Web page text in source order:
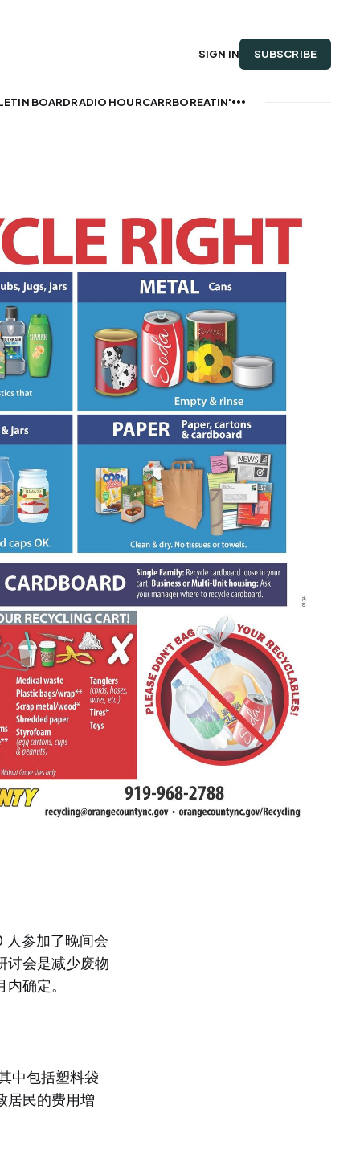
BOARDRADIO HOURCARRBOREATIN'
SIGN IN SUBSCRIBE
人参加了晚间会
讨会是减少废物
确定。
中包括塑料袋
居民的费用增